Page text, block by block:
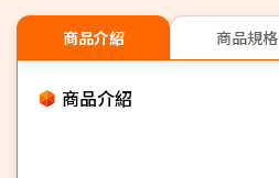
商品介紹 商品規格
商品介紹